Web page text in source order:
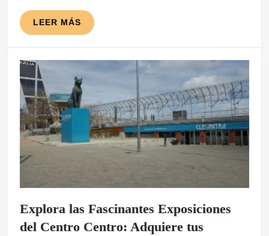
LEER MÁS LEER
MÁS
Explora las Fascinantes Exposiciones
del Centro Centro: Adquiere tus